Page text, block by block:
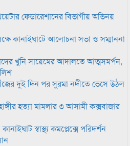
ফেডারেশানের বিভাগীয় অভিনয়
কানাইঘাটে আলোচনা সভা ও সম্মাননা
খুনি সায়েমের আদালতে আত্মসমর্পন,
দুই দিন পর সুরমা নদীতে ভেসে উঠল
হত্যা মামলার ৩ আসামী কক্সবাজার
স্বাস্থ্য কমপ্লেক্সে পরিদর্শন